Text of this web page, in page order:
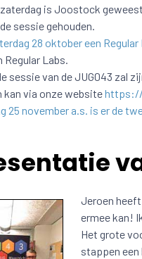
is Joostock
sessie gehouden.
28 oktober een
Regular Labs.
sessie van de JUG043 zal
kan via onze websitehttps://
25 november a.s. is er de
Jeroen heeft
ermee kan!
Het grote
stappen